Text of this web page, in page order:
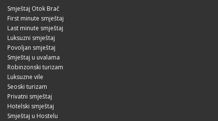
Smještaj Otok Brač
First minute smještaj
Last minute smještaj
Luksuzni smještaj
Povoljan smještaj
Smještaj u uvalama
Robinzonski turizam
Luksuzne vile
Seoski turizam
Privatni smještaj
Hotelski smještaj
Smještaj u Hostelu